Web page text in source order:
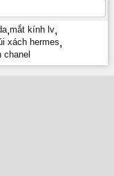
,mắt kính lv,
xách hermes,
chanel